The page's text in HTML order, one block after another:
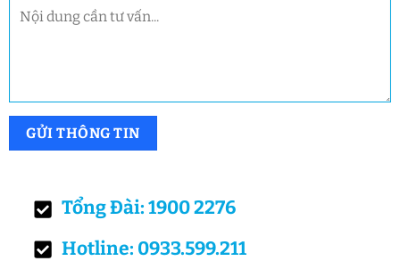
Tổng Đài: 1900 2276
Hotline: 0933.599.211